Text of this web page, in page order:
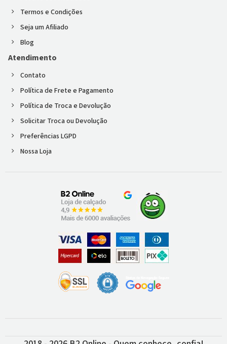
Termos e Condições
Seja um Afiliado
Blog
Atendimento
Contato
Política de Frete e Pagamento
Política de Troca e Devolução
Solicitar Troca ou Devolução
Preferências LGPD
Nossa Loja